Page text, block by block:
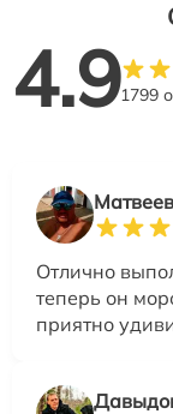
4.91799
Отлично
теперь он
приятно